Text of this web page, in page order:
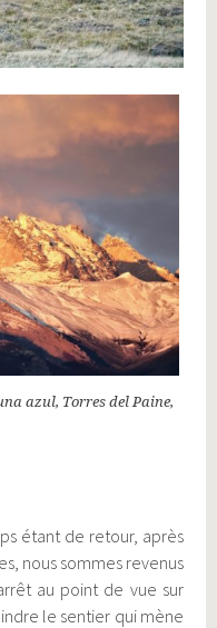
azul, Torres del Paine,
étant de retour, après
nous sommes revenus
au point de vue sur
le sentier qui mène